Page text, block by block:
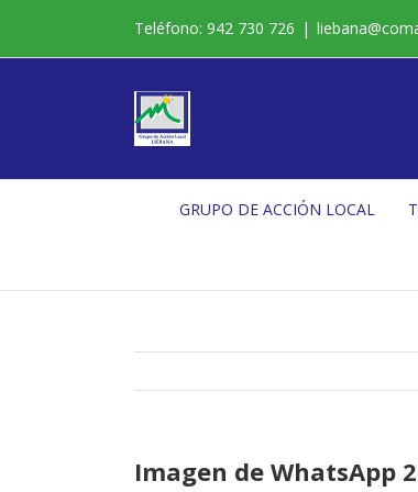
contenido
Teléfono: 942 730 726 |
GRUPO DE ACCIÓN LOCAL
Imagen de WhatsApp